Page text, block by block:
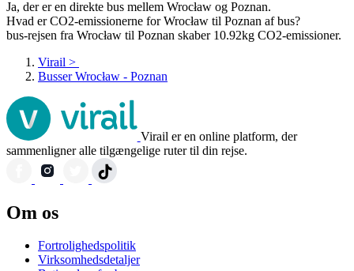
Ja, der er en direkte bus mellem Wrocław og Poznan.
Hvad er CO2-emissionerne for Wrocław til Poznan af bus?
bus-rejsen fra Wrocław til Poznan skaber 10.92kg CO2-emissioner.
Virail >
Busser Wrocław - Poznan
Virail er en online platform, der
sammenligner alle tilgængelige ruter til din rejse.
Om os
Fortrolighedspolitik
Virksomhedsdetaljer